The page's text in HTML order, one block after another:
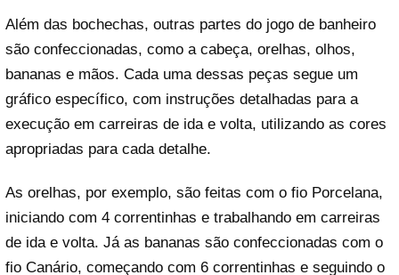
Além das bochechas, outras partes do jogo de banheiro
são confeccionadas, como a cabeça, orelhas, olhos,
bananas e mãos. Cada uma dessas peças segue um
gráfico específico, com instruções detalhadas para a
execução em carreiras de ida e volta, utilizando as cores
apropriadas para cada detalhe.
As orelhas, por exemplo, são feitas com o fio Porcelana,
iniciando com 4 correntinhas e trabalhando em carreiras
de ida e volta. Já as bananas são confeccionadas com o
fio Canário, começando com 6 correntinhas e seguindo o